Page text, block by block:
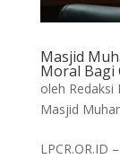
Masjid
Moral Bagi
oleh Redaksi
Masjid
LPCR.OR.ID